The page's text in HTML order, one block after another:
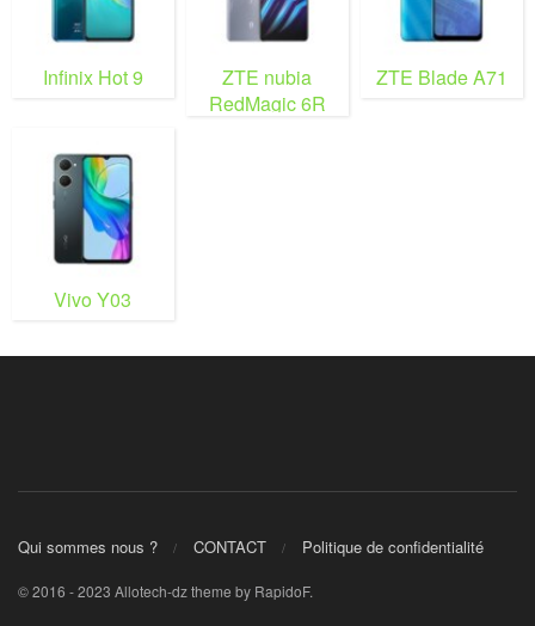
Infinix Hot 9
ZTE nubia
RedMagic 6R
ZTE Blade A71
Vivo Y03
Qui sommes nous ? CONTACT Politique de confidentialité
© 2016 - 2023 Allotech-dz theme by RapidoF.